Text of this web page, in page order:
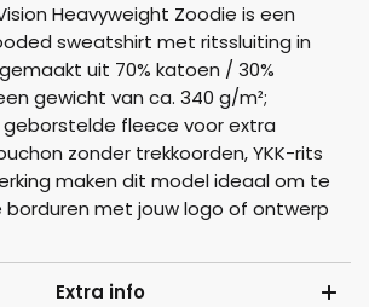
Heavyweight Zoodie is een
sweatshirt met ritssluiting in
uit 70% katoen / 30%
gewicht van ca. 340 g/m²;
geborstelde fleece voor extra
zonder trekkoorden, YKK-rits
maken dit model ideaal om te
borduren met jouw logo of ontwerp
Extra info